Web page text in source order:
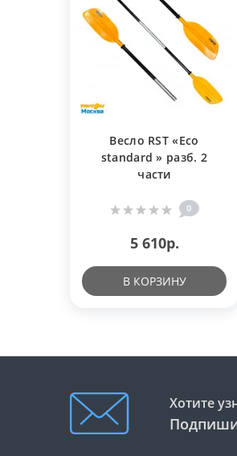
Весло RST «Eco
standard » разб. 2
части
0
5 610р.
В КОРЗИНУ
Хотите